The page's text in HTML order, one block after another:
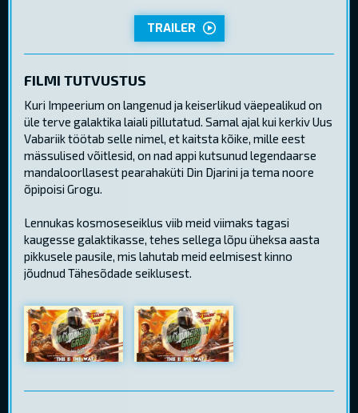
TRAILER
FILMI TUTVUSTUS
Kuri Impeerium on langenud ja keiserlikud väepealikud on
üle terve galaktika laiali pillutatud. Samal ajal kui kerkiv Uus
Vabariik töötab selle nimel, et kaitsta kõike, mille eest
mässulised võitlesid, on nad appi kutsunud legendaarse
mandaloorllasest pearahaküti Din Djarini ja tema noore
õpipoisi Grogu.
Lennukas kosmoseseiklus viib meid viimaks tagasi
kaugesse galaktikasse, tehes sellega lõpu üheksa aasta
pikkusele pausile, mis lahutab meid eelmisest kinno
jõudnud Tähesõdade seiklusest.